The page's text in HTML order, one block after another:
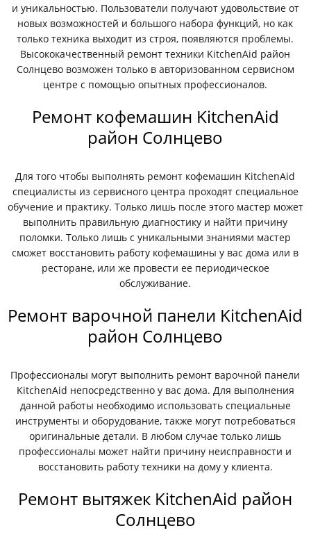
и уникальностью. Пользователи получают удовольствие от
новых возможностей и большого набора функций, но как
только техника выходит из строя, появляются проблемы.
Высококачественный ремонт техники KitchenAid район
Солнцево возможен только в авторизованном сервисном
центре с помощью опытных профессионалов.
Ремонт кофемашин KitchenAid
район Солнцево
Для того чтобы выполнять ремонт кофемашин KitchenAid
специалисты из сервисного центра проходят специальное
обучение и практику. Только лишь после этого мастер может
выполнить правильную диагностику и найти причину
поломки. Только лишь с уникальными знаниями мастер
сможет восстановить работу кофемашины у вас дома или в
ресторане, или же провести ее периодическое
обслуживание.
Ремонт варочной панели KitchenAid
район Солнцево
Профессионалы могут выполнить ремонт варочной панели
KitchenAid непосредственно у вас дома. Для выполнения
данной работы необходимо использовать специальные
инструменты и оборудование, также могут потребоваться
оригинальные детали. В любом случае только лишь
профессионалы может найти причину неисправности и
восстановить работу техники на дому у клиента.
Ремонт вытяжек KitchenAid район
Солнцево